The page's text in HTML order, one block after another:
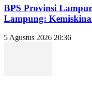
BPS Provinsi
Lampung:
5 Agustus 2026 20:36